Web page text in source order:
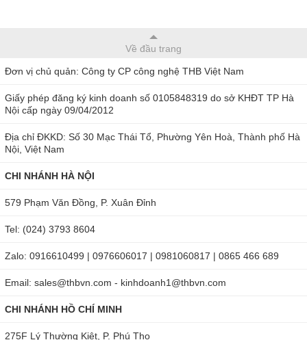
bấm nút, chỉ cần nhỏ dung dịch vào lăng kính chứa mẫu
(chú ý phải nhỏ đều để việc quan sát được tối ưu nhất) và
đợi 1 phút để máy chủ đông bù nhiệt rồi cho kết quả là
Đọc kết quả trên thị kính của máy. Lưu ý là nên hiệu chuẩn
máy trước khi đo để có kết quả chính xác nhất.
bảo chất lượng sử dụng ở những lần sau.
Nhờ sở hữu nhiều ưu điểm nổi bật nên bút đo độ mặn Atago
Master-S28A được rất nhiều người tin chọn. Hiện sản phẩm
mức giá cạnh tranh nhất. Liên hệ ngay
Hotline 0904810817
- 0979244335 để được tư vấn và nhận báo giá cụ thể.
Ngoài ra, bạn cũng có thể đặt hàng trực tiếp theo link
Về đầu trang
Đơn vị chủ quản: Công ty CP công nghệ THB Việt Nam
Giấy phép đăng ký kinh doanh số 0105848319 do sở KHĐT TP Hà
Nội cấp ngày 09/04/2012
Địa chỉ ĐKKD: Số 30 Mạc Thái Tổ, Phường Yên Hoà, Thành phố Hà
Nội, Việt Nam
CHI NHÁNH HÀ NỘI
579 Phạm Văn Đồng, P. Xuân Đỉnh
Tel: (024) 3793 8604
Zalo: 0916610499 | 0976606017 | 0981060817 | 0865 466 689
Email: sales@thbvn.com - kinhdoanh1@thbvn.com
CHI NHÁNH HỒ CHÍ MINH
275F Lý Thường Kiệt, P. Phú Thọ